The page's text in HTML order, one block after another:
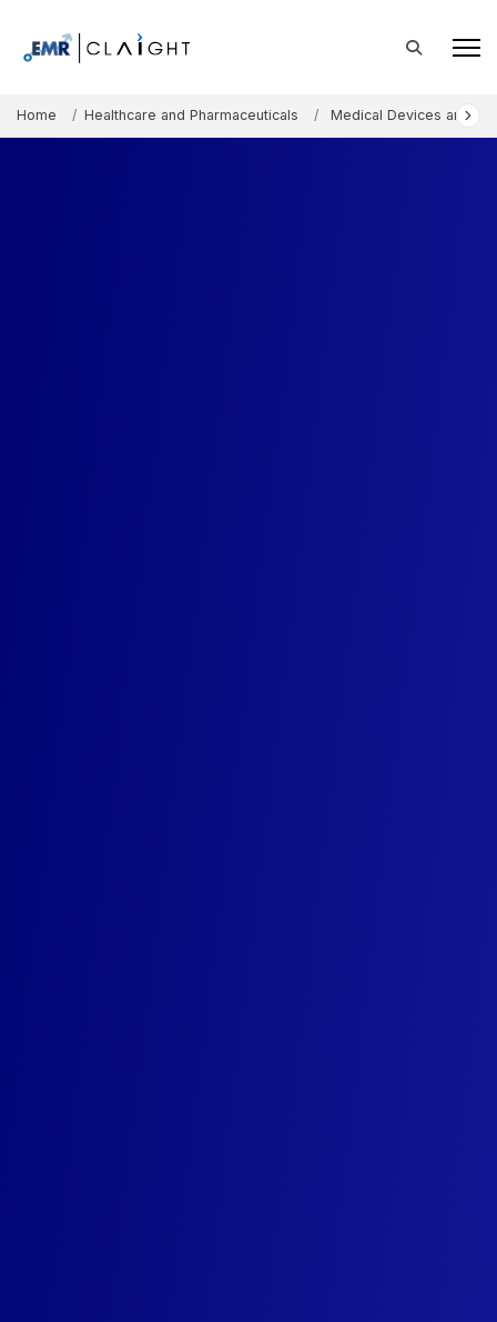
Home Healthcare and Pharmaceuticals Medical Devices and